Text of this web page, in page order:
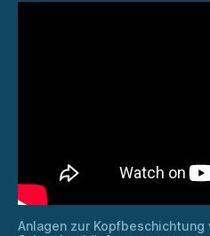
Anlagen zur Kopfbeschichtung